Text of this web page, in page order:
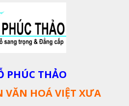
PHÚC THẢO
VĂN HOÁ VIỆT XƯA